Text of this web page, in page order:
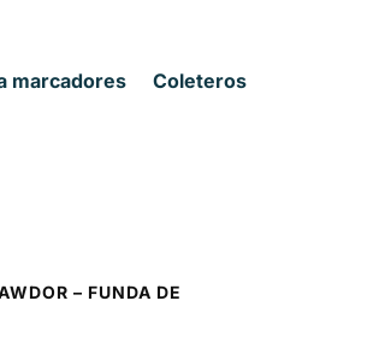
marcadores
Coleteros
– FUNDA DE